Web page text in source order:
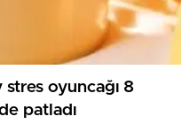
stres oyuncağı 8
patladı